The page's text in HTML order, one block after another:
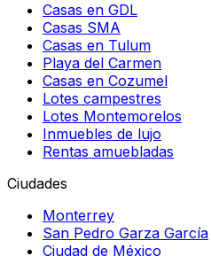
Casas en GDL
Casas SMA
Casas en Tulum
Playa del Carmen
Casas en Cozumel
Lotes campestres
Lotes Montemorelos
Inmuebles de lujo
Rentas amuebladas
Ciudades
Monterrey
San Pedro Garza García
Ciudad de México